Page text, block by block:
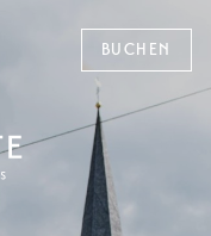
BUCHEN